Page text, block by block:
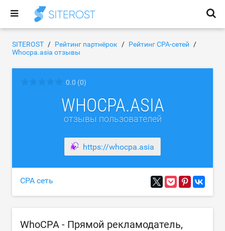
SITEROST Рейтинг партнёрок
Рейтинг CPA-сетей
Whocpa.asia отзывы
0.0 (0)
WHOCPA.ASIA
отзывы пользователей
https://whocpa.asia
CPA сеть
WhoCPA - Прямой рекламодатель,